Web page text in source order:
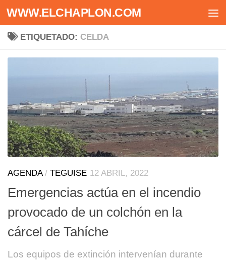
Saltar al contenido
WWW.ELCHAPLON.COM
ETIQUETADO: CELDA
AGENDA/ TEGUISE 12 ABRIL, 2022
Emergencias actúa en el incendio
provocado de un colchón en la
cárcel de Tahíche
Los equipos de extinción intervenían durante